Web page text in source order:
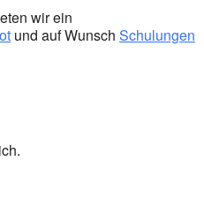
wir ein
und auf Wunsch Schulungen